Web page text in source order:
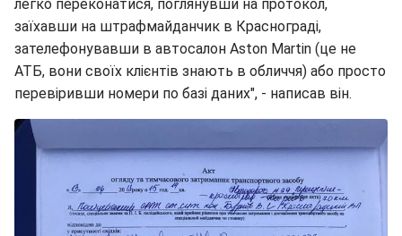
легко переконатися, поглянувши на протокол,
заїхавши на штрафмайданчик в Краснограді,
зателефонувавши в автосалон Aston Martin (це не
АТБ, вони своїх клієнтів знають в обличчя) або просто
перевіривши номери по базі даних", - написав він.